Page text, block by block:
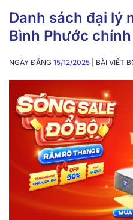
Danh sách đại lý
Bình Phước
NGÀY ĐĂNG 15/12/2025 | BÀI VIẾT